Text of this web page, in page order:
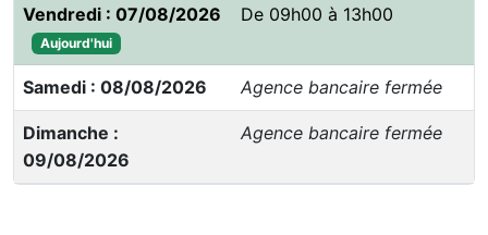
Vendredi : 07/08/2026
Aujourd'hui
De 09h00 à 13h00
Samedi : 08/08/2026 Agence bancaire fermée
Dimanche :
09/08/2026
Agence bancaire fermée